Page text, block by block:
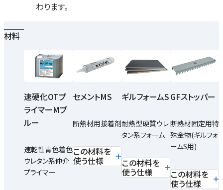
わります。
材料
速硬化OTプ
ライマーMブ
ルー
速乾性青色着色
ウレタン系仲介
プライマー
セメントMS
断熱材用接着剤
この材料を
使う仕様
ギルフォームS
耐熱型硬質ウレ
タン系フォーム
この材料を
使う仕様
GFストッパー
断熱材固定用特
殊金物(ギルフォ
ームS用)
この材料を
使う仕様